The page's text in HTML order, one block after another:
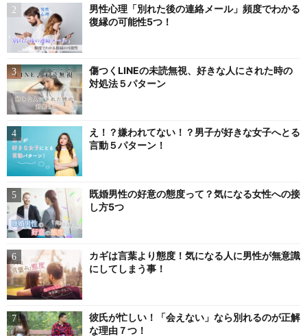
男性心理「別れた後の連絡メール」頻度でわかる
復縁の可能性5つ！
傷つくLINEの未読無視、好きな人にされた時の
対処法５パターン
え！？嫌われてない！？男子が好きな女子へとる
言動５パターン！
既婚男性の好意の態度って？気になる女性への接
し方5つ
カギは言葉より態度！気になる人に男性が無意識
にしてしまう事！
彼氏が忙しい！「会えない」なら別れるのが正解
な理由７つ！